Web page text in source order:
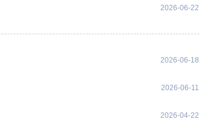
2026-06-22
2026-06-18
2026-06-11
2026-04-22